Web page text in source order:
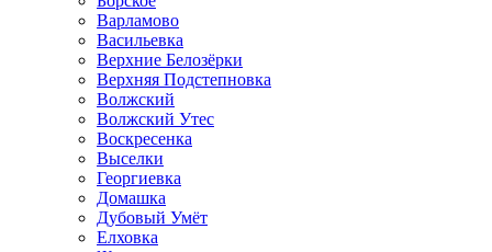
Варламово
Васильевка
Верхние Белозёрки
Верхняя Подстепновка
Волжский
Волжский Утес
Воскресенка
Выселки
Георгиевка
Домашка
Дубовый Умёт
Елховка